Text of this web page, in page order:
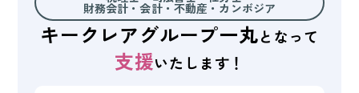
財務会計・会計・不動産・ カンボジア
キークレアグループ一丸となって
支援いたします！